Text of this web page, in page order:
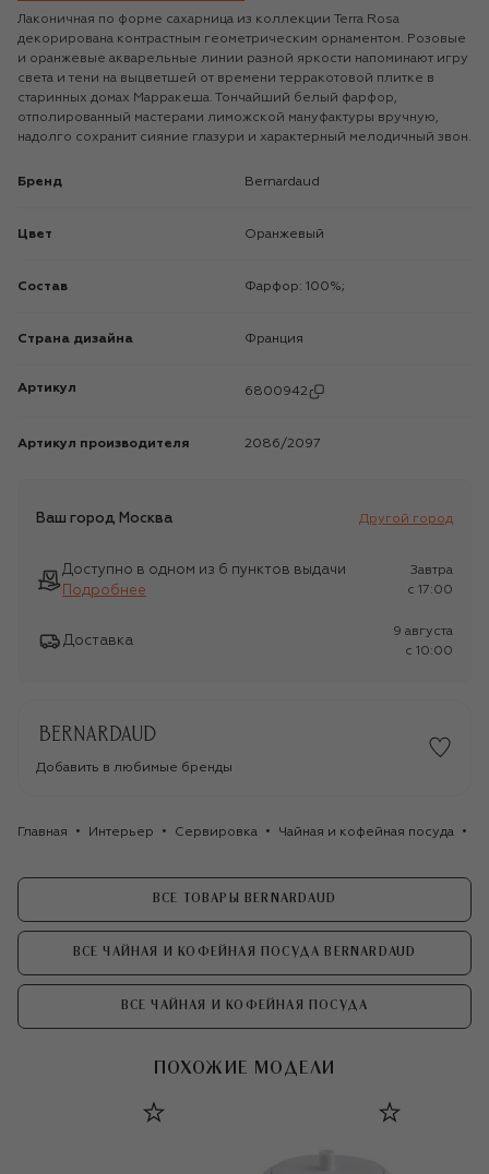
Лаконичная по форме сахарница из коллекции Terra Rosa
декорирована контрастным геометрическим орнаментом. Розовые
и оранжевые акварельные линии разной яркости напоминают игру
света и тени на выцветшей от времени терракотовой плитке в
старинных домах Марракеша. Тончайший белый фарфор,
отполированный мастерами лиможской мануфактуры вручную,
надолго сохранит сияние глазури и характерный мелодичный звон.
Бренд Bernardaud
Цвет Оранжевый
Состав Фарфор: 100%;
Страна дизайна Франция
Артикул 6800942
Артикул производителя 2086/2097
Ваш город Москва Другой город
Доступно в одном из 6 пунктов выдачи
Подробнее
Завтра
c 17:00
Доставка
9 августа
c 10:00
Добавить в любимые бренды
Главная Интерьер Сервировка Чайная и кофейная посуда
ВСЕ ТОВАРЫ BERNARDAUD
ВСЕ ЧАЙНАЯ И КОФЕЙНАЯ ПОСУДА BERNARDAUD
ВСЕ ЧАЙНАЯ И КОФЕЙНАЯ ПОСУДА
ПОХОЖИЕ МОДЕЛИ